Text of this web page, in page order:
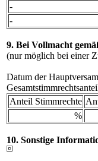
-
-
9. Bei Vollmacht
(nur möglich bei einer
Datum der
Anteil Stimmrechte
%
10. Sonstige